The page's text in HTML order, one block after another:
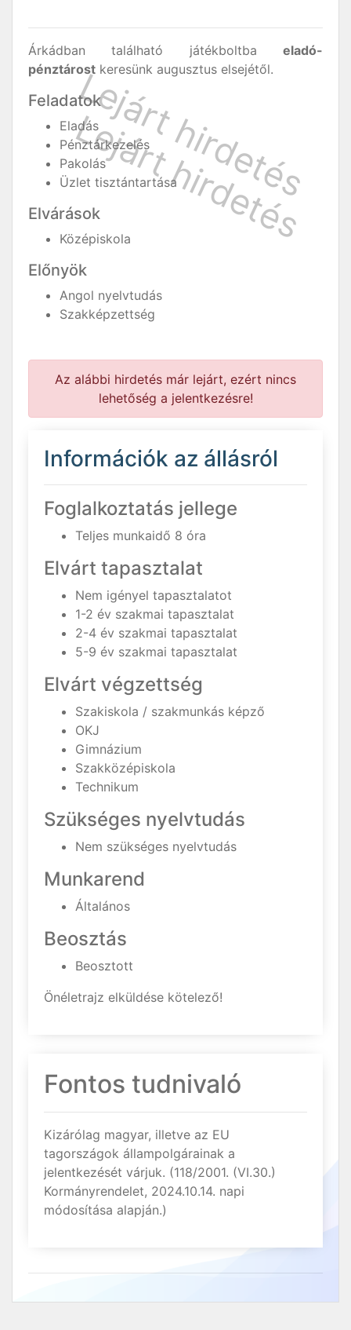
Árkádban található játékboltba eladó-
pénztárost keresünk augusztus elsejétől.
Feladatok
Eladás
Pénztárkezelés
Pakolás
Üzlet tisztántartása
Elvárások
Középiskola
Előnyök
Angol nyelvtudás
Szakképzettség
Az alábbi hirdetés már lejárt, ezért nincs
lehetőség a jelentkezésre!
Információk az állásról
Foglalkoztatás jellege
Teljes munkaidő 8 óra
Elvárt tapasztalat
Nem igényel tapasztalatot
1-2 év szakmai tapasztalat
2-4 év szakmai tapasztalat
5-9 év szakmai tapasztalat
Elvárt végzettség
Szakiskola / szakmunkás képző
OKJ
Gimnázium
Szakközépiskola
Technikum
Szükséges nyelvtudás
Nem szükséges nyelvtudás
Munkarend
Általános
Beosztás
Beosztott
Önéletrajz elküldése kötelező!
Fontos tudnivaló
Kizárólag magyar, illetve az EU
tagországok állampolgárainak a
jelentkezését várjuk. (118/2001. (VI.30.)
Kormányrendelet, 2024.10.14. napi
módosítása alapján.)